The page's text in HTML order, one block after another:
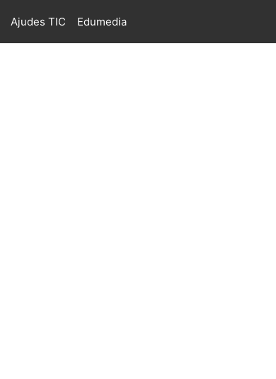
Ajudes TIC Edumedia